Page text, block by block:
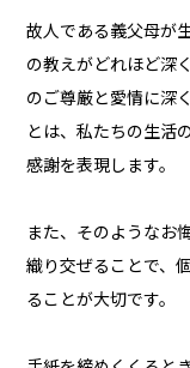
故人である義父母が
の教えがどれほど深
のご尊厳と愛情に深
とは、私たちの生活
感謝を表現します。
また、そのようなお
織り交ぜることで、
ることが大切です。